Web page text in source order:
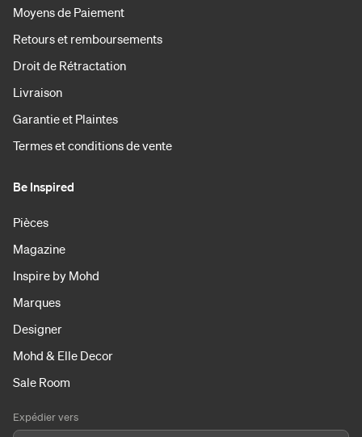
Moyens de Paiement
Retours et remboursements
Droit de Rétractation
Livraison
Garantie et Plaintes
Termes et conditions de vente
Be Inspired
Pièces
Magazine
Inspire by Mohd
Marques
Designer
Mohd & Elle Decor
Sale Room
Expédier vers